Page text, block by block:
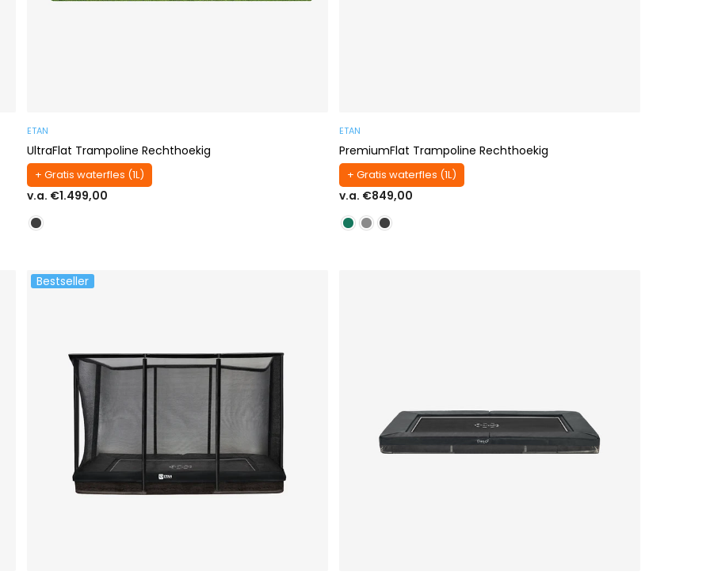
ETAN
UltraFlat Trampoline Rechthoekig
+ Gratis waterfles (1L)
v.a. €1.499,00
ETAN
PremiumFlat Trampoline Rechthoekig
+ Gratis waterfles (1L)
v.a. €849,00
Bestseller